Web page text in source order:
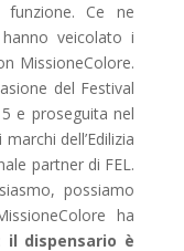
Ce ne
veicolato i
MissioneColore.
del Festival
e proseguita nel
dell’Edilizia
partner di FEL.
possiamo
ha
il dispensario è